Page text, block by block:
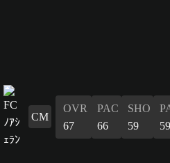
CM
OVR
67
PAC
66
SHO
59
59